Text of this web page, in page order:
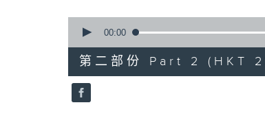
seconds
56
minutes,
10
seconds
90%
00:00
第二部份 Part 2 (HKT